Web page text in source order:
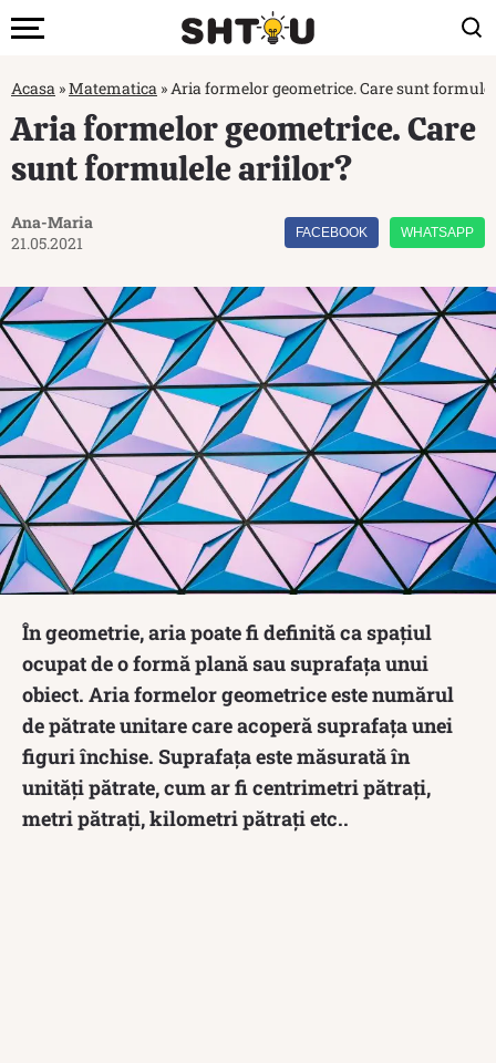
Acasa »Matematica »Aria formelor geometrice. Care sunt
Aria formelor geometrice. Care
sunt formulele ariilor?
Ana-Maria
21.05.2021
FACEBOOK WHATSAPP
În geometrie, aria poate fi definită ca spațiul
ocupat de o formă plană sau suprafața unui
obiect. Aria formelor geometrice este numărul
de pătrate unitare care acoperă suprafața unei
figuri închise. Suprafața este măsurată în
unități pătrate, cum ar fi centrimetri pătrați,
metri pătrați, kilometri pătrați etc..